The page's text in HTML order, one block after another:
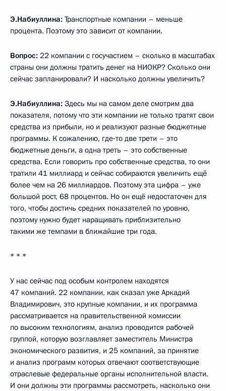
Э.Набиуллина: Транспортные компании – меньше
процента. Поэтому это зависит от компании.
Вопрос: 22 компании с госучастием – сколько в масштабах
страны они должны тратить денег на НИОКР? Сколько они
сейчас запланировали? И насколько должны увеличить?
Э.Набиуллина: Здесь мы на самом деле смотрим два
показателя, потому что эти компании не только тратят свои
средства из прибыли, но и реализуют разные бюджетные
программы. К сожалению, где‑то две трети – это
бюджетные деньги, а одна треть – это собственные
средства. Если говорить про собственные средства, то они
тратили 41 миллиард и сейчас собираются увеличить ещё
более чем на 26 миллиардов. Поэтому эта цифра – уже
большой рост, 68 процентов. Но он ещё недостаточен для
того, чтобы достичь средних показателей по уровню,
поэтому нужно будет наращивать приблизительно
такими же темпами в ближайшие три года.
* * *
У нас сейчас под особым контролем находятся
47 компаний. 22 компании, как сказал уже Аркадий
Владимирович, это крупные компании, и их программа
рассматривается на правительственной комиссии
по высоким технологиям, анализ проводится рабочей
группой, которую возглавляет заместитель Министра
экономического развития, и 25 компаний, за принятие
и анализ программ которых отвечают соответствующие
отраслевые федеральные органы исполнительной власти.
И они должны эти программы рассмотреть, насколько они